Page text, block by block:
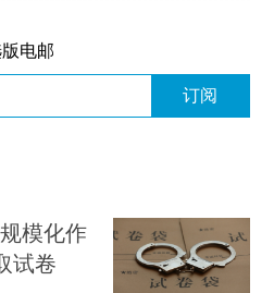
电邮
订阅
模化作
试卷